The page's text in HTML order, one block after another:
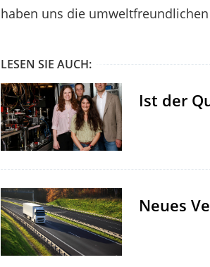
haben uns die
LESEN SIE AUCH:
Ist der
Neues